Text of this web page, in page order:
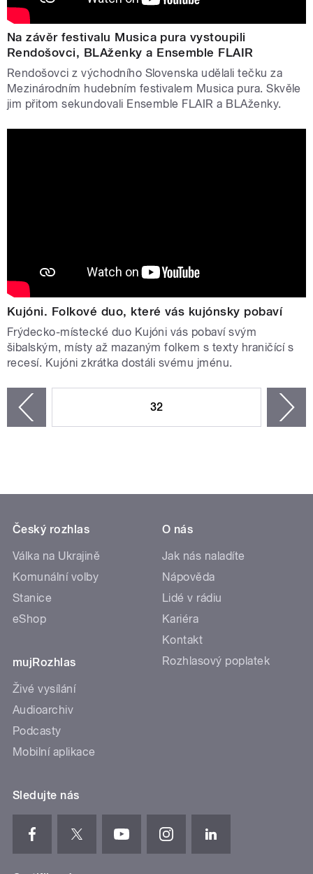
Na závěr festivalu Musica pura vystoupili
Rendošovci, BLAženky a Ensemble FLAIR
Rendošovci z východního Slovenska udělali tečku za
Mezinárodním hudebním festivalem Musica pura. Skvěle
jim přitom sekundovali Ensemble FLAIR a BLAženky.
Kujóni. Folkové duo, které vás kujónsky pobaví
Frýdecko-místecké duo Kujóni vás pobaví svým
šibalským, místy až mazaným folkem s texty hraničící s
recesí. Kujóni zkrátka dostáli svému jménu.
32
Český rozhlas
Válka na Ukrajině
Komunální volby
Stanice
eShop
mujRozhlas
Živé vysílání
Audioarchiv
Podcasty
Mobilní aplikace
O nás
Jak nás naladíte
Nápověda
Lidé v rádiu
Kariéra
Kontakt
Rozhlasový poplatek
Sledujte nás